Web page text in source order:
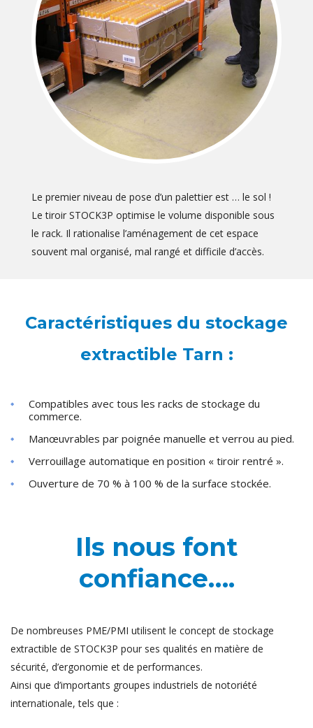
Le premier niveau de pose d’un palettier est … le sol !
Le tiroir STOCK3P optimise le volume disponible sous
le rack. Il rationalise l’aménagement de cet espace
souvent mal organisé, mal rangé et difficile d’accès.
Caractéristiques du stockage
extractible Tarn :
Compatibles avec tous les racks de stockage du
commerce.
Manœuvrables par poignée manuelle et verrou au pied.
Verrouillage automatique en position « tiroir rentré ».
Ouverture de 70 % à 100 % de la surface stockée.
Ils nous font
confiance….
De nombreuses PME/PMI utilisent le concept de stockage
extractible de STOCK3P pour ses qualités en matière de
sécurité, d’ergonomie et de performances.
Ainsi que d’importants groupes industriels de notoriété
internationale, tels que :